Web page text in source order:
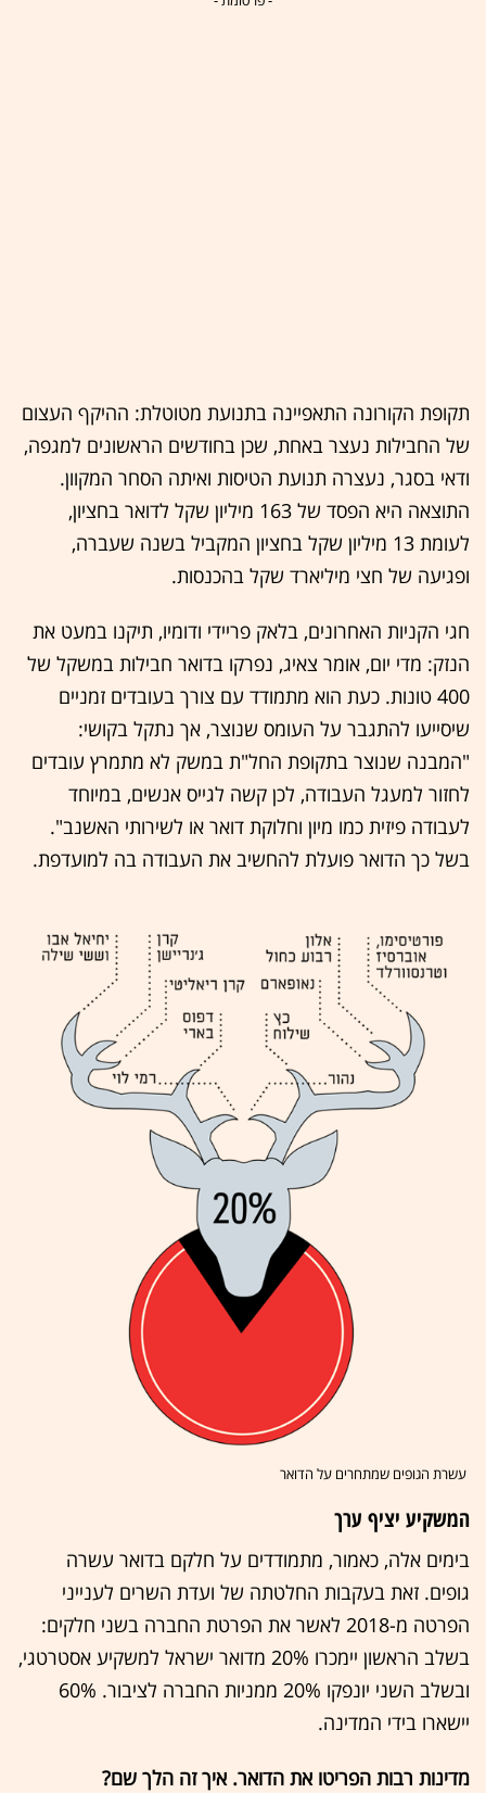
תקופת הקורונה התאפיינה בתנועת מטוטלת: ההיקף העצום
של החבילות נעצר באחת, שכן בחודשים הראשונים למגפה,
ודאי בסגר, נעצרה תנועת הטיסות ואיתה הסחר המקוון.
התוצאה היא הפסד של 163 מיליון שקל לדואר בחציון,
לעומת 13 מיליון שקל בחציון המקביל בשנה שעברה,
ופגיעה של חצי מיליארד שקל בהכנסות.
חגי הקניות האחרונים, בלאק פריידי ודומיו, תיקנו במעט את
הנזק: מדי יום, אומר צאיג, נפרקו בדואר חבילות במשקל של
400 טונות. כעת הוא מתמודד עם צורך בעובדים זמניים
שיסייעו להתגבר על העומס שנוצר, אך נתקל בקושי:
"המבנה שנוצר בתקופת החל"ת במשק לא מתמרץ עובדים
לחזור למעגל העבודה, לכן קשה לגייס אנשים, במיוחד
לעבודה פיזית כמו מיון וחלוקת דואר או לשירותי האשנב".
בשל כך הדואר פועלת להחשיב את העבודה בה למועדפת.
עשרת הגופים שמתחרים על הדואר
המשקיע יציף ערך
בימים אלה, כאמור, מתמודדים על חלקם בדואר עשרה
גופים. זאת בעקבות החלטתה של ועדת השרים לענייני
הפרטה מ-2018 לאשר את הפרטת החברה בשני חלקים:
בשלב הראשון יימכרו 20% מדואר ישראל למשקיע אסטרטגי,
ובשלב השני יונפקו 20% ממניות החברה לציבור. 60%
יישארו בידי המדינה.
מדינות רבות הפריטו את הדואר. איך זה הלך שם?